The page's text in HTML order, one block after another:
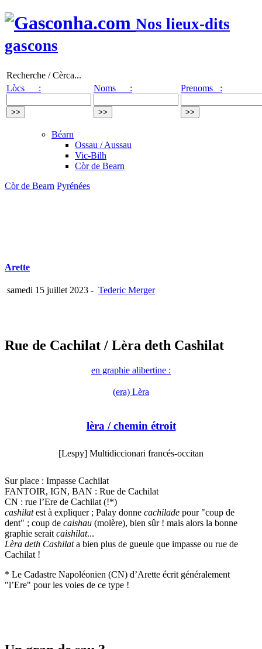
Nos lieux-dits
gascons
Recherche / Cèrca...
Lòcs :
Noms : Prenoms :
Béarn
Ossau / Aussau
Vic-Bilh
Còr de Bearn
Còr de Bearn Pyrénées
Arette
samedi 15 juillet 2023 - Tederic Merger
Rue de Cachilat / Lèra deth Cashilat
en graphie alibertine :
(era) Lèra
lèra / chemin étroit
[Lespy] Multidiccionari francés-occitan
Sur place : Impasse Cachilat
FANTOIR, IGN, BAN : Rue de Cachilat
CN : rue l’Ere de Cachilat (!*)
cashilatest à expliquer ; Palay donne cachilade pour "coup de
dent" ; coup de caishau (molère), bien sûr ! mais alors la bonne
graphie serait caishilat...
Lèra deth Cashilata bien plus de gueule que impasse ou rue de
Cachilat !
* Le Cadastre Napoléonien (CN) d’Arette écrit généralement
"l’Ere" pour les voies de ce type !